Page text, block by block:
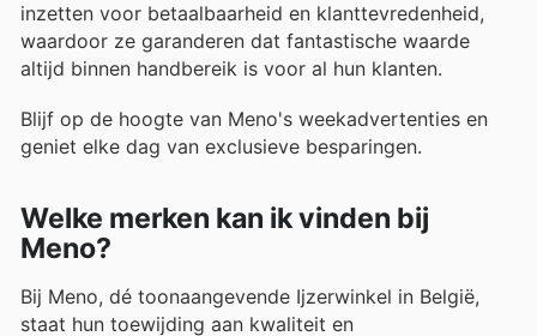
inzetten voor betaalbaarheid en klanttevredenheid,
waardoor ze garanderen dat fantastische waarde
altijd binnen handbereik is voor al hun klanten.
Blijf op de hoogte van Meno's weekadvertenties en
geniet elke dag van exclusieve besparingen.
Welke merken kan ik vinden bij
Meno?
Bij Meno, dé toonaangevende Ijzerwinkel in België,
staat hun toewijding aan kwaliteit en